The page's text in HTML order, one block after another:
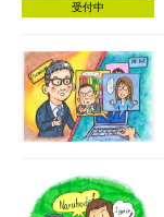
受付中